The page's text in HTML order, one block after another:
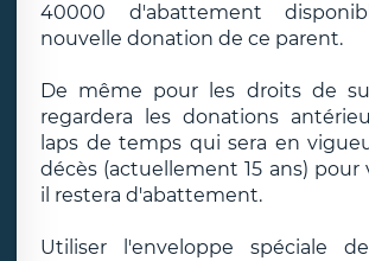
40000 d'abattement
nouvelle donation de ce parent.
De même pour les droits de
regardera les donations
laps de temps qui sera en
décès (actuellement 15 ans) pour
il restera d'abattement.
Utiliser l'enveloppe spéciale